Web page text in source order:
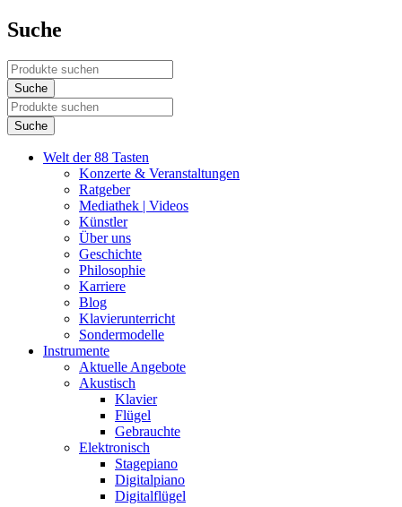
Suche
Welt der 88 Tasten
Konzerte & Veranstaltungen
Ratgeber
Mediathek | Videos
Künstler
Über uns
Geschichte
Philosophie
Karriere
Blog
Klavierunterricht
Sondermodelle
Instrumente
Aktuelle Angebote
Akustisch
Klavier
Flügel
Gebrauchte
Elektronisch
Stagepiano
Digitalpiano
Digitalflügel